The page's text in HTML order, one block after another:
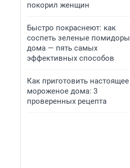
покорил женщин
Быстро покраснеют: как
соспеть зеленые помидоры
дома — пять самых
эффективных способов
Как приготовить настоящее
мороженое дома: 3
проверенных рецепта